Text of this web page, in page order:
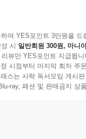
습을 드러내는 인물에
남는 이유는 이 작품
니 같은 이미지들은
한 문장 한 문장 사이
하는 질문이기도 하
여 YES포인트 3만원을 드
시 일반회원 300원, 마니
뷰만 YES포인트 지급됩니
시점부터 마지막 회차 주
스는 사락 독서모임 게시
ray, 패션 및 판매금지 상